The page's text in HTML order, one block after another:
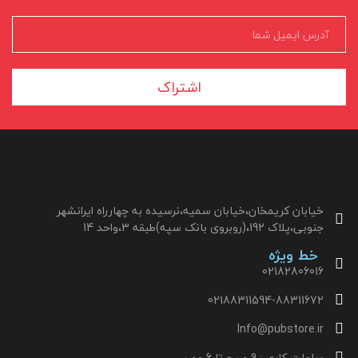
اشتراک
خیابان کریمخان،خیابان سمیه،نرسیده به چهارراه ایرانشهر
جنوبی،پلاک 192،(روبروی بانک سپه)طبقه 3،واحد 14
خط ویژه
02182806016
02188311594-88311672
Info@pubstore.ir